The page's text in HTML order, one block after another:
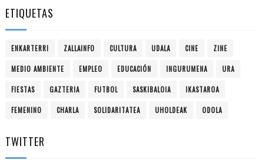
ETIQUETAS
ENKARTERRI ZALLAINFO CULTURA UDALA CINE ZINE
MEDIO AMBIENTE EMPLEO EDUCACIÓN INGURUMENA URA
FIESTAS GAZTERIA FUTBOL SASKIBALOIA IKASTAROA
FEMENINO CHARLA SOLIDARITATEA UHOLDEAK ODOLA
TWITTER